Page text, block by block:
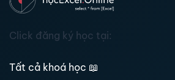
Click đăng ký học tại:
Tất cả khoá học 📖